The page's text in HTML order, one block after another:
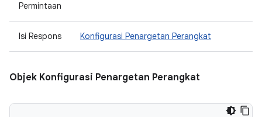
Permintaan
Isi Respons Konfigurasi Penargetan Perangkat
Objek Konfigurasi Penargetan Perangkat